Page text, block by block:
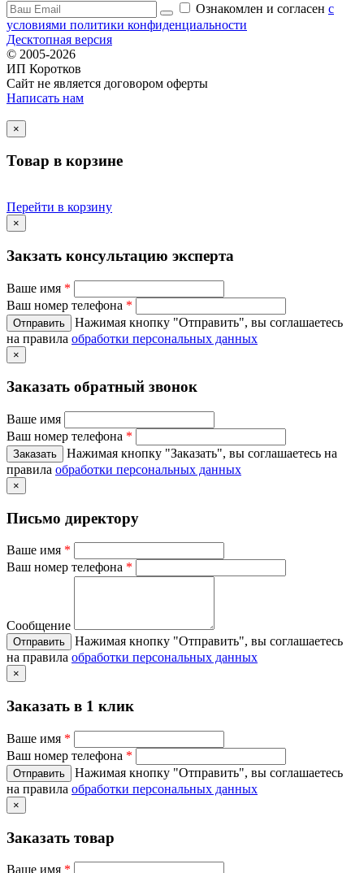
Ознакомлен и согласен c
условиями политики конфиденциальности
Десктопная версия
© 2005-2026
ИП Коротков
Сайт не является договором оферты
Написать нам
×
Товар в корзине
Перейти в корзину
×
Закзать консультацию эксперта
Ваше имя *
Ваш номер телефона *
Нажимая кнопку "Отправить", вы соглашаетесь
на правила обработки персональных данных
×
Заказать обратный звонок
Ваше имя
Ваш номер телефона *
Нажимая кнопку "Заказать", вы соглашаетесь на
правила обработки персональных данных
×
Письмо директору
Ваше имя *
Ваш номер телефона *
Сообщение
Нажимая кнопку "Отправить", вы соглашаетесь
на правила обработки персональных данных
×
Заказать в 1 клик
Ваше имя *
Ваш номер телефона *
Нажимая кнопку "Отправить", вы соглашаетесь
на правила обработки персональных данных
×
Заказать товар
Ваше имя *